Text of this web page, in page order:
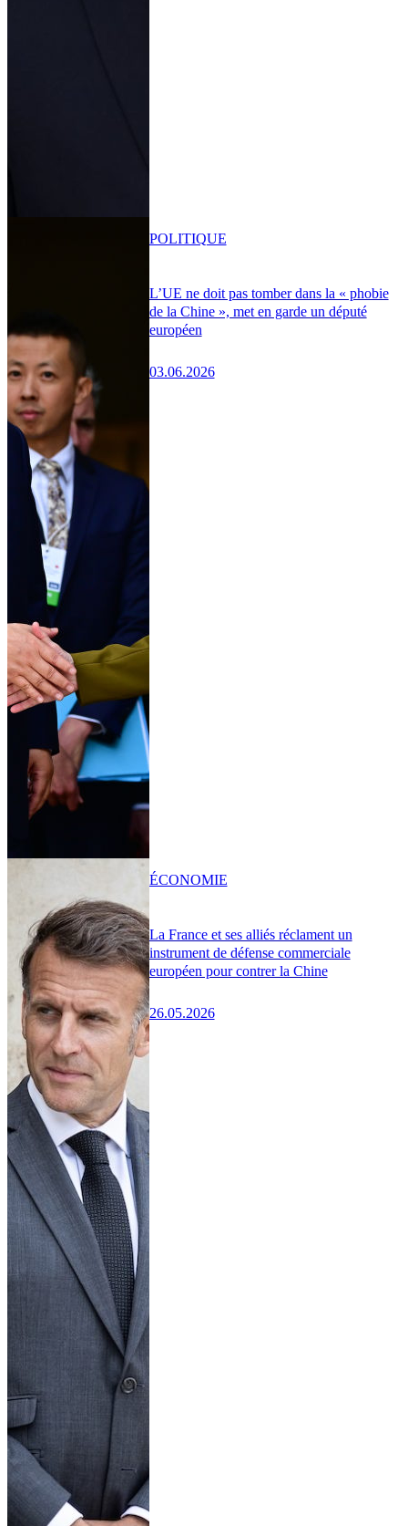
L’UE ne doit pas tomber dans la « phobie
de la Chine », met en garde un député
européen
03.06.2026
POLITIQUE
La France et ses alliés réclament un
instrument de défense commerciale
européen pour contrer la Chine
26.05.2026
ÉCONOMIE